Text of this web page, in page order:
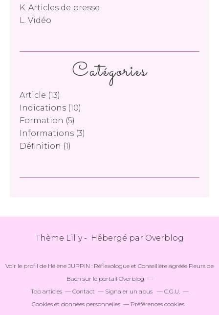
Catégories
Article (13)
Indications (10)
Formation (5)
Informations (3)
Définition (1)
K. Articles de presse
L. Vidéo
Thème Lilly - Hébergé par Overblog
Voir le profil de Hélène JUPPIN : Réflexologue et Conseillère agréée Fleurs de
Bach sur le portail Overblog
Top articles
Contact Signaler un abus
C.G.U.
Cookies et données personnelles
Préférences cookies